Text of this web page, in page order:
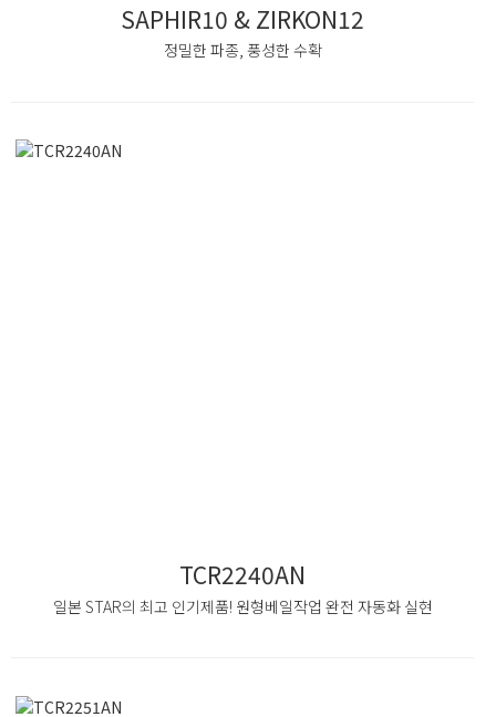
SAPHIR10 & ZIRKON12
정밀한 파종, 풍성한 수확
TCR2240AN
일본 STAR의 최고 인기제품! 원형베일작업 완전 자동화 실현